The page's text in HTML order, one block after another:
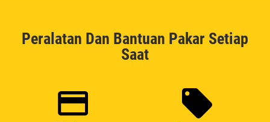
Peralatan Dan Bantuan Pakar Setiap
Saat